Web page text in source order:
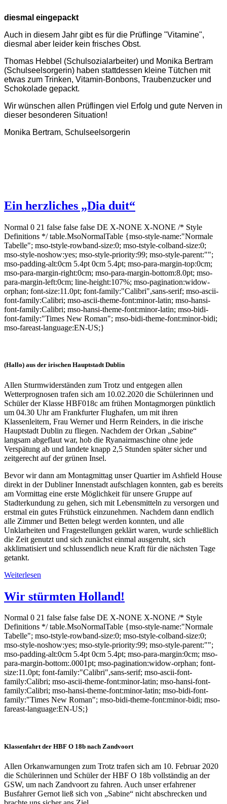
diesmal eingepackt
Auch in diesem Jahr gibt es für die Prüflinge "Vitamine",
diesmal aber leider kein frisches Obst.
Thomas Hebbel (Schulsozialarbeiter) und Monika Bertram
(Schulseelsorgerin) haben stattdessen kleine Tütchen mit
etwas zum Trinken, Vitamin-Bonbons, Traubenzucker und
Schokolade gepackt.
Wir wünschen allen Prüflingen viel Erfolg und gute Nerven in
dieser besonderen Situation!
Monika Bertram, Schulseelsorgerin
Ein herzliches „Dia duit“
Normal 0 21 false false false DE X-NONE X-NONE /* Style
Definitions */ table.MsoNormalTable {mso-style-name:"Normale
Tabelle"; mso-tstyle-rowband-size:0; mso-tstyle-colband-size:0;
mso-style-noshow:yes; mso-style-priority:99; mso-style-parent:"";
mso-padding-alt:0cm 5.4pt 0cm 5.4pt; mso-para-margin-top:0cm;
mso-para-margin-right:0cm; mso-para-margin-bottom:8.0pt; mso-
para-margin-left:0cm; line-height:107%; mso-pagination:widow-
orphan; font-size:11.0pt; font-family:"Calibri",sans-serif; mso-ascii-
font-family:Calibri; mso-ascii-theme-font:minor-latin; mso-hansi-
font-family:Calibri; mso-hansi-theme-font:minor-latin; mso-bidi-
font-family:"Times New Roman"; mso-bidi-theme-font:minor-bidi;
mso-fareast-language:EN-US;}
(Hallo) aus der irischen Hauptstadt Dublin
Allen Sturmwiderständen zum Trotz und entgegen allen
Wetterprognosen trafen sich am 10.02.2020 die Schülerinnen und
Schüler der Klasse HBF018c am frühen Montagmorgen pünktlich
um 04.30 Uhr am Frankfurter Flughafen, um mit ihren
Klassenleitern, Frau Werner und Herrn Reinders, in die irische
Hauptstadt Dublin zu fliegen. Nachdem der Orkan „Sabine“
langsam abgeflaut war, hob die Ryanairmaschine ohne jede
Verspätung ab und landete knapp 2,5 Stunden später sicher und
zeitgerecht auf der grünen Insel.
Bevor wir dann am Montagmittag unser Quartier im Ashfield House
direkt in der Dubliner Innenstadt aufschlagen konnten, gab es bereits
am Vormittag eine erste Möglichkeit für unsere Gruppe auf
Stadterkundung zu gehen, sich mit Lebensmitteln zu versorgen und
erstmal ein gutes Frühstück einzunehmen. Nachdem dann endlich
alle Zimmer und Betten belegt werden konnten, und alle
Unklarheiten und Fragestellungen geklärt waren, wurde schließlich
die Zeit genutzt und sich zunächst einmal ausgeruht, sich
akklimatisiert und schlussendlich neue Kraft für die nächsten Tage
getankt.
Weiterlesen
Wir stürmten Holland!
Normal 0 21 false false false DE X-NONE X-NONE /* Style
Definitions */ table.MsoNormalTable {mso-style-name:"Normale
Tabelle"; mso-tstyle-rowband-size:0; mso-tstyle-colband-size:0;
mso-style-noshow:yes; mso-style-priority:99; mso-style-parent:"";
mso-padding-alt:0cm 5.4pt 0cm 5.4pt; mso-para-margin:0cm; mso-
para-margin-bottom:.0001pt; mso-pagination:widow-orphan; font-
size:11.0pt; font-family:"Calibri",sans-serif; mso-ascii-font-
family:Calibri; mso-ascii-theme-font:minor-latin; mso-hansi-font-
family:Calibri; mso-hansi-theme-font:minor-latin; mso-bidi-font-
family:"Times New Roman"; mso-bidi-theme-font:minor-bidi; mso-
fareast-language:EN-US;}
Klassenfahrt der HBF O 18b nach Zandvoort
Allen Orkanwarnungen zum Trotz trafen sich am 10. Februar 2020
die Schülerinnen und Schüler der HBF O 18b vollständig an der
GSW, um nach Zandvoort zu fahren. Auch unser erfahrener
Busfahrer Gernot ließ sich von „Sabine“ nicht abschrecken und